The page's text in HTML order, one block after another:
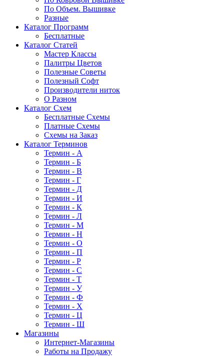
По Объем. Вышивке
Разные
Каталог Программ
Бесплатные
Каталог Статей
Мастер Классы
Палитры Цветов
Полезные Советы
Полезный Софт
Производители ниток
О Разном
Каталог Схем
Бесплатные Схемы
Платные Схемы
Схемы на Заказ
Каталог Терминов
Термин - А
Термин - Б
Термин - В
Термин - Г
Термин - Д
Термин - И
Термин - К
Термин - Л
Термин - М
Термин - Н
Термин - О
Термин - П
Термин - Р
Термин - С
Термин - Т
Термин - У
Термин - Ф
Термин - Х
Термин - Ц
Термин - Ш
Магазины
Интернет-Магазины
Работы на Продажу